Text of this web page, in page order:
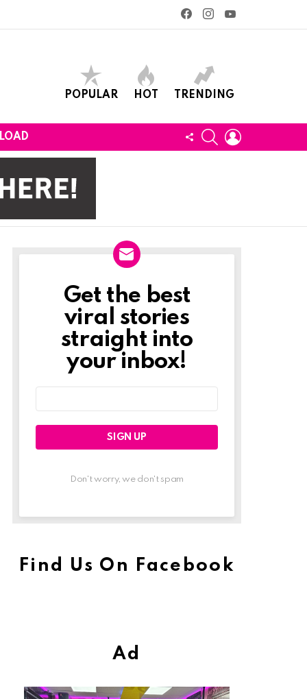
facebookinstagram
POPULAR HOT TRENDING
FOLLOWSEARCH
Newslett
Get the best
viral stories
straight into
your inbox!
Don't worry, we don't spam
Find Us On Facebook
Ad